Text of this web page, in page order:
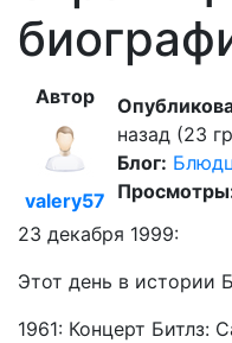
Автор
valery57
назад (23
Блог:
23 декабря 1999:
Этот день в истории
1961: Концерт Битлз: